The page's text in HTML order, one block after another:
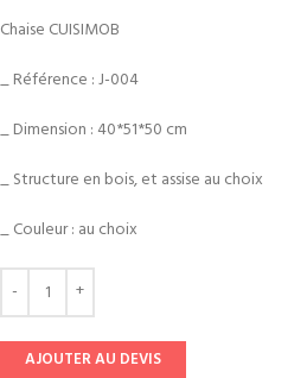
Chaise CUISIMOB
_ Référence : J-004
_ Dimension : 40*51*50 cm
_ Structure en bois, et assise au choix
_ Couleur : au choix
AJOUTER AU DEVIS